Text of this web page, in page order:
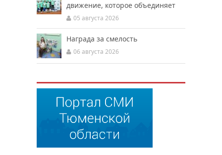
движение, которое объединяет
05 августа 2026
Награда за смелость
06 августа 2026